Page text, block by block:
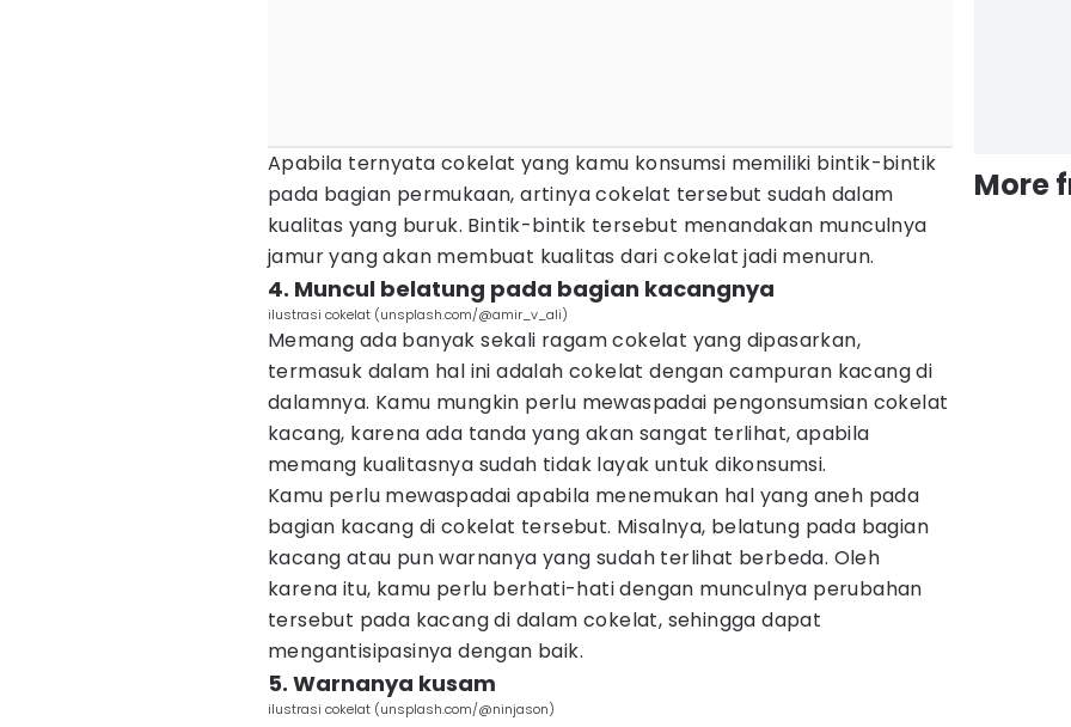
Apabila ternyata cokelat yang kamu konsumsi memiliki bintik-bintik
pada bagian permukaan, artinya cokelat tersebut sudah dalam
kualitas yang buruk. Bintik-bintik tersebut menandakan munculnya
jamur yang akan membuat kualitas dari cokelat jadi menurun.
4. Muncul belatung pada bagian kacangnya
ilustrasi cokelat (unsplash.com/@amir_v_ali)
Memang ada banyak sekali ragam cokelat yang dipasarkan,
termasuk dalam hal ini adalah cokelat dengan campuran kacang di
dalamnya. Kamu mungkin perlu mewaspadai pengonsumsian cokelat
kacang, karena ada tanda yang akan sangat terlihat, apabila
memang kualitasnya sudah tidak layak untuk dikonsumsi.
Kamu perlu mewaspadai apabila menemukan hal yang aneh pada
bagian kacang di cokelat tersebut. Misalnya, belatung pada bagian
kacang atau pun warnanya yang sudah terlihat berbeda. Oleh
karena itu, kamu perlu berhati-hati dengan munculnya perubahan
tersebut pada kacang di dalam cokelat, sehingga dapat
mengantisipasinya dengan baik.
5. Warnanya kusam
ilustrasi cokelat (unsplash.com/@ninjason)
More